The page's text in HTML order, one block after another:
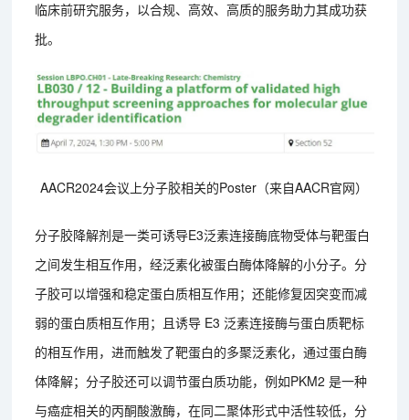
临床前研究服务，以合规、高效、高质的服务助力其成功获
批。
AACR2024会议上分子胶相关的Poster（来自AACR官网）
分子胶降解剂是一类可诱导E3泛素连接酶底物受体与靶蛋白
之间发生相互作用，经泛素化被蛋白酶体降解的小分子。分
子胶可以增强和稳定蛋白质相互作用；还能修复因突变而减
弱的蛋白质相互作用；且诱导 E3 泛素连接酶与蛋白质靶标
的相互作用，进而触发了靶蛋白的多聚泛素化，通过蛋白酶
体降解；分子胶还可以调节蛋白质功能，例如PKM2 是一种
与癌症相关的丙酮酸激酶，在同二聚体形式中活性较低，分